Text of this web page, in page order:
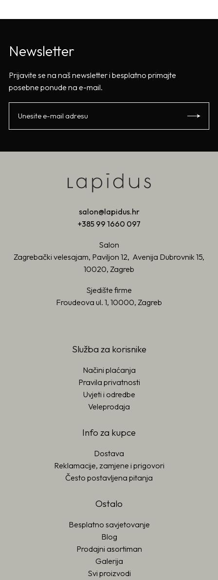
Newsletter
Prijavite se na naš newsletter i besplatno primajte
posebne ponude na e-mail.
salon@lapidus.hr
+385 99 1660 097
Salon
Zagrebački velesajam, Paviljon 12, Avenija Dubrovnik 15,
10020, Zagreb
Sjedište firme
Froudeova ul. 1, 10000, Zagreb
Služba za korisnike
Načini plaćanja
Pravila privatnosti
Uvjeti i odredbe
Veleprodaja
Info za kupce
Dostava
Reklamacije, zamjene i prigovori
Često postavljena pitanja
Ostalo
Besplatno savjetovanje
Blog
Prodajni asortiman
Galerija
Svi proizvodi